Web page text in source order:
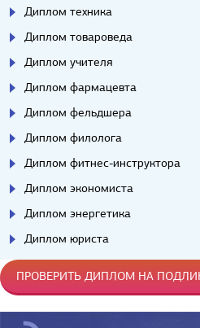
Диплом техника
Диплом товароведа
Диплом учителя
Диплом фармацевта
Диплом фельдшера
Диплом филолога
Диплом фитнес-инструктора
Диплом экономиста
Диплом энергетика
Диплом юриста
ПРОВЕРИТЬ ДИПЛОМ НА